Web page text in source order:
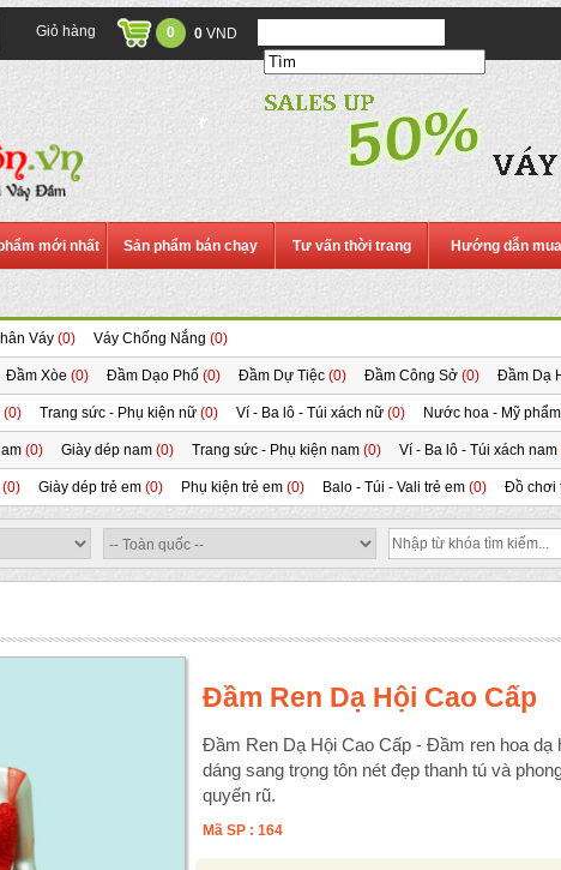
Giỏ hàng 0 0 VND
mới nhất Sản phẩm bán chạy Tư vấn thời trang Hướng dẫn
Váy (0) Váy Chống Nắng (0)
Đầm Xòe (0) Đầm Dạo Phố (0) Đầm Dự Tiệc (0) Đầm Công Sở (0) Đầm Dạ
(0) Trang sức - Phụ kiện nữ (0) Ví - Ba lô - Túi xách nữ (0) Nước hoa - Mỹ phẩm
(0) Giày dép nam (0) Trang sức - Phụ kiện nam (0) Ví - Ba lô - Túi xách nam
(0) Giày dép trẻ em (0) Phụ kiện trẻ em (0) Balo - Túi - Vali trẻ em (0) Đồ chơi
Đầm Ren Dạ Hội Cao Cấp
Đầm Ren Dạ Hội Cao Cấp - Đầm ren hoa dạ
dáng sang trọng tôn nét đẹp thanh tú và
quyến rũ.
Mã SP : 164